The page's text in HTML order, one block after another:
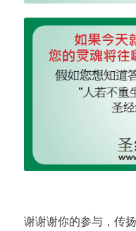
谢谢谢你的参与，传